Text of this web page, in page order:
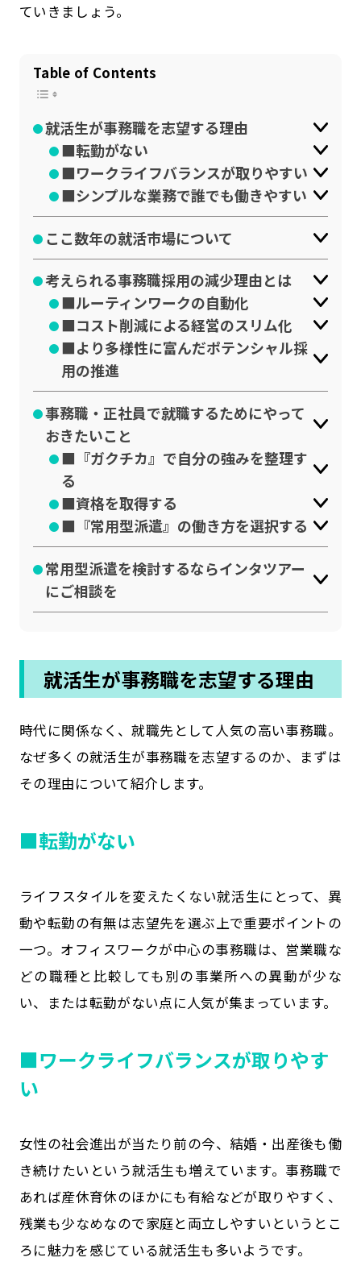
ていきましょう。
Table of Contents
就活生が事務職を志望する理由
■転勤がない
■ワークライフバランスが取りやすい
■シンプルな業務で誰でも働きやすい
ここ数年の就活市場について
考えられる事務職採用の減少理由とは
■ルーティンワークの自動化
■コスト削減による経営のスリム化
■より多様性に富んだポテンシャル採
用の推進
事務職・正社員で就職するためにやって
おきたいこと
■『ガクチカ』で自分の強みを整理す
る
■資格を取得する
■『常用型派遣』の働き方を選択する
常用型派遣を検討するならインタツアー
にご相談を
就活生が事務職を志望する理由
時代に関係なく、就職先として人気の高い事務職。
なぜ多くの就活生が事務職を志望するのか、まずは
その理由について紹介します。
■転勤がない
ライフスタイルを変えたくない就活生にとって、異
動や転勤の有無は志望先を選ぶ上で重要ポイントの
一つ。オフィスワークが中心の事務職は、営業職な
どの職種と比較しても別の事業所への異動が少な
い、または転勤がない点に人気が集まっています。
■ワークライフバランスが取りやす
い
女性の社会進出が当たり前の今、結婚・出産後も働
き続けたいという就活生も増えています。事務職で
あれば産休育休のほかにも有給などが取りやすく、
残業も少なめなので家庭と両立しやすいというとこ
ろに魅力を感じている就活生も多いようです。